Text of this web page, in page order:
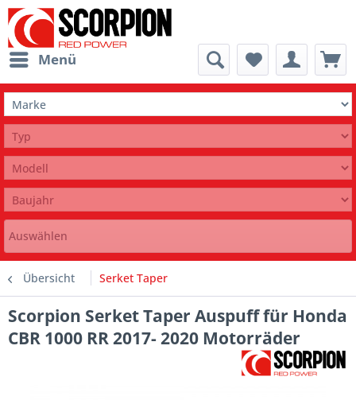
Menü
Auswählen
Übersicht Serket Taper
Scorpion Serket Taper Auspuff für Honda
CBR 1000 RR 2017- 2020 Motorräder